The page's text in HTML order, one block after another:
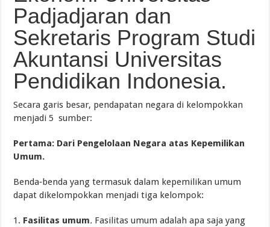
Padjadjaran dan
Sekretaris Program Studi
Akuntansi Universitas
Pendidikan Indonesia.
Secara garis besar, pendapatan negara di kelompokkan
menjadi 5 sumber:
Pertama: Dari Pengelolaan Negara atas Kepemilikan
Umum.
Benda‑benda yang termasuk dalam kepemilikan umum
dapat dikelompokkan menjadi tiga kelompok:
1. Fasilitas umum. Fasilitas umum adalah apa saja yang